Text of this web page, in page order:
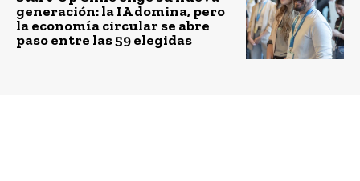
generación: la IA domina, pero
la economía circular se abre
paso entre las 59 elegidas